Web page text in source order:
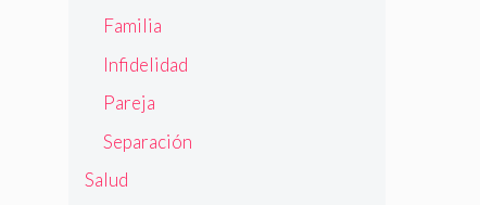
Familia
Infidelidad
Pareja
Separación
Salud